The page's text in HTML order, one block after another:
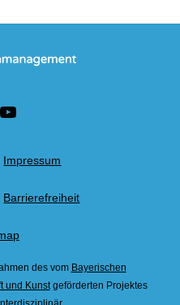
Impressum
Barrierefreiheit
des vom Bayerischen
und Kunstgeförderten Projektes